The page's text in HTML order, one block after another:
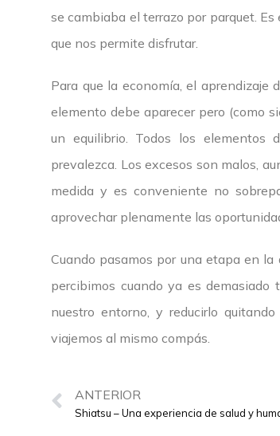
se cambiaba el terrazo por parquet.
que nos permite disfrutar.
Para que la economía, el
elemento debe aparecer pero (como
un equilibrio. Todos los elementos
prevalezca. Los excesos son malos,
medida y es conveniente no
aprovechar plenamente las
Cuando pasamos por una etapa en
percibimos cuando ya es
nuestro entorno, y reducirlo
viajemos al mismo compás.
ANTERIOR
Shiatsu – Una experiencia de salud y